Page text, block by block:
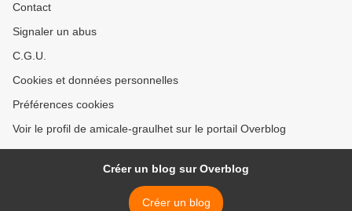
Contact
Signaler un abus
C.G.U.
Cookies et données personnelles
Préférences cookies
Voir le profil de amicale-graulhet sur le portail Overblog
Créer un blog sur Overblog
Créer un blog